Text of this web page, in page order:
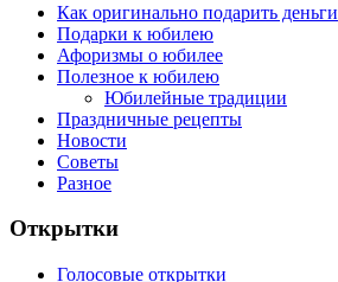
Как оригинально подарить деньги
Подарки к юбилею
Афоризмы о юбилее
Полезное к юбилею
Юбилейные традиции
Праздничные рецепты
Новости
Советы
Разное
Открытки
Голосовые открытки